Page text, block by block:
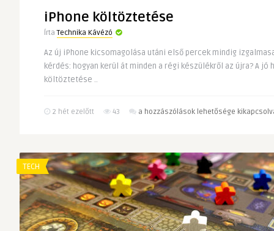
iPhone költöztetése
ÍrtaTechnika Kávézó
Az új iPhone kicsomagolása utáni első percek mindig
kérdés: hogyan kerül át minden a régi készülékről az újra? A jó
költöztetése ..
2 hét ezelőtt 43
iPhone
a hozzászólások lehetősége
TECH